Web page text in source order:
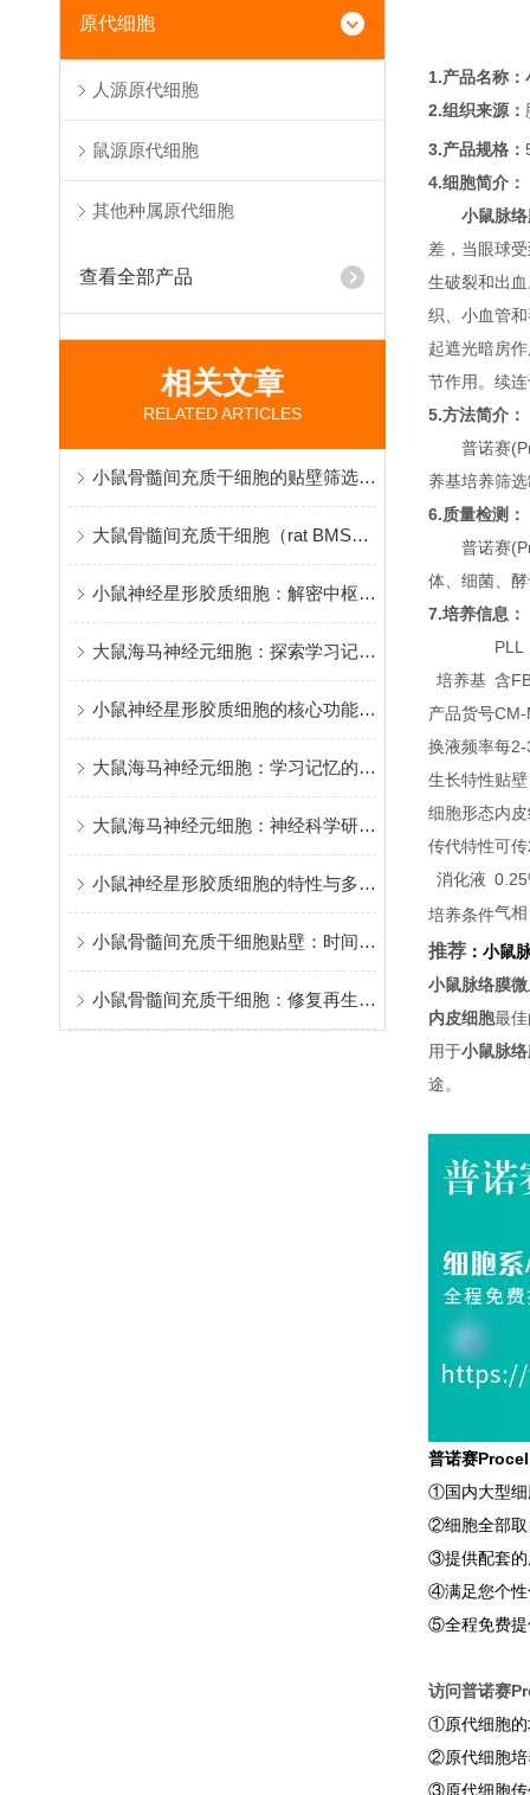
原代细胞
人源原代细胞
鼠源原代细胞
其他种属原代细胞
查看全部产品
相关文章
RELATED ARTICLES
小鼠骨髓间充质干细胞的贴壁筛选原理与再生医学研究应用
大鼠骨髓间充质干细胞（rat BMSCs）分离、鉴定与应用
小鼠神经星形胶质细胞：解密中枢神经系统功能与疾病机制的核心模型
大鼠海马神经元细胞：探索学习记忆机制与脑疾病病理的黄金模型
小鼠神经星形胶质细胞的核心功能和应用特点
大鼠海马神经元细胞：学习记忆的核心模型
大鼠海马神经元细胞：神经科学研究的关键实验材料
小鼠神经星形胶质细胞的特性与多元功能
小鼠骨髓间充质干细胞贴壁：时间背后的“生命律动”
小鼠骨髓间充质干细胞：修复再生的潜力之星
1.产品名称：
2.组织来源：
3.产品规格：
4.细胞简介：
小鼠脉
差，当眼球
生破裂和出
织、小血管
起遮光暗房
节作用。续
5.方法简介：
普诺赛
养基培养筛
6.质量检测：
普诺赛
体、细菌、
7.培养信息：
PLL
培养基 含
产品货号CM-
换液频率每2-
生长特性贴壁
细胞形态内
传代特性可
消化液
培养条件气
推荐 ： 小鼠
小鼠脉络膜
内皮细胞最
用于小鼠脉
途。
普诺赛
①国内大型细
②细胞全部取
③提供配套的
④满足您个性
⑤全程免费提
访问普诺赛
①原代细胞的
②原代细胞培
③原代细胞传